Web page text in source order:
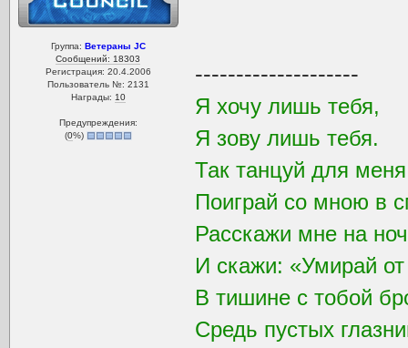
Группа: Ветераны JC
Сообщений: 18303
Регистрация: 20.4.2006
Пользователь №: 2131
Награды: 10
Предупреждения:
(0%)
--------------------
Я хочу лишь тебя,
Я зову лишь тебя.
Так танцуй для
Поиграй со мною в
Расскажи мне на
И скажи: «Умирай
В тишине с тобой
Средь пустых